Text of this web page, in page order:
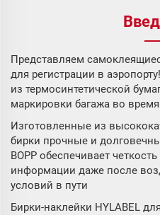
Представляем
для регистрации в
из термосинтетической
маркировки багажа во
Изготовленные из
бирки прочные и
BOPP обеспечивает
информации даже после
условий в пути
Бирки-наклейки HYLABEL